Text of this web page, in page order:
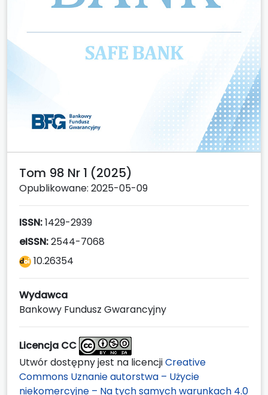
Tom 98 Nr 1 (2025)
Opublikowane: 2025-05-09
ISSN:1429-2939
eISSN:2544-7068
10.26354
Wydawca
Bankowy Fundusz Gwarancyjny
Licencja CC
Utwór dostępny jest na licencjiCreative
Commons Uznanie autorstwa – Użycie
niekomercyjne – Na tych samych warunkach 4.0